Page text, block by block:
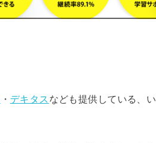
・ デキタス なども提供している、い